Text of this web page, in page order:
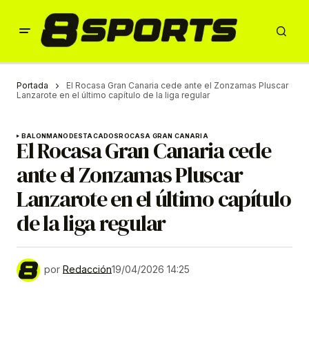
Portada
El Rocasa Gran Canaria cede ante el Zonzamas Pluscar
Lanzarote en el último capítulo de la liga regular
BALONMANODESTACADOSROCASA GRAN CANARIA
El Rocasa Gran Canaria cede
ante el Zonzamas Pluscar
Lanzarote en el último capítulo
de la liga regular
por Redacción19/04/2026 14:25